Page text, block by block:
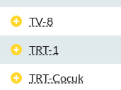
TV-8
TRT-1
TRT-Cocuk